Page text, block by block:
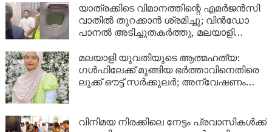
യാത്രക്കിടെ വിമാനത്തിന്റെ എമർജൻസി
വാതിൽ തുറക്കാൻ ശ്രമിച്ചു; വിൻഡോ
പാനൽ അടിച്ചുതകർത്തു, മലയാളി
മലയാളി യുവതിയുടെ ആത്മഹത്യ:
ഗൾഫിലേക്ക് മുങ്ങിയ ഭർത്താവിനെതിരെ
ലുക്ക് ഔട്ട് സർക്കുലർ; അന്വേഷണം
വിനിമയ നിരക്കിലെ നേട്ടം പ്രവാസികൾക്ക്